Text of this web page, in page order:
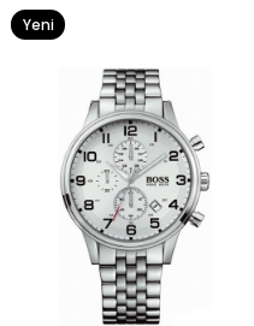
Yeni